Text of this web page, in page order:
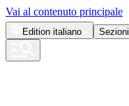
Vai al contenuto principale
Edition italiano Sezioni